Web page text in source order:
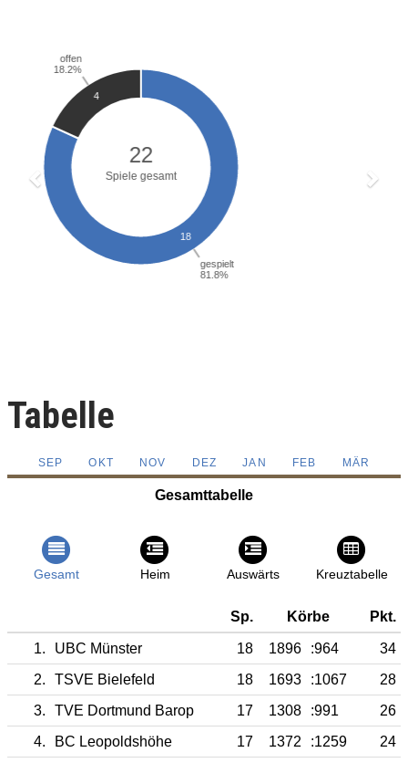
Tabelle
SEP OKT NOV DEZ JAN FEB MÄR
Gesamttabelle
Gesamt Heim Auswärts Kreuztabelle
Sp. Körbe Pkt.
1. UBC Münster 18 1896 :964
34
2.
TSVE Bielefeld 18 1693 :1067
28
3.
TVE Dortmund Barop 17 1308 :991
26
4.
BC Leopoldshöhe 17 1372 :1259
24